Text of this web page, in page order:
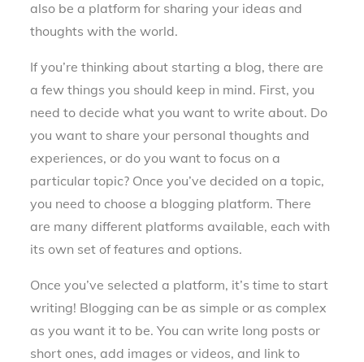
also be a platform for sharing your ideas and
thoughts with the world.
If you’re thinking about starting a blog, there are
a few things you should keep in mind. First, you
need to decide what you want to write about. Do
you want to share your personal thoughts and
experiences, or do you want to focus on a
particular topic? Once you’ve decided on a topic,
you need to choose a blogging platform. There
are many different platforms available, each with
its own set of features and options.
Once you’ve selected a platform, it’s time to start
writing! Blogging can be as simple or as complex
as you want it to be. You can write long posts or
short ones, add images or videos, and link to